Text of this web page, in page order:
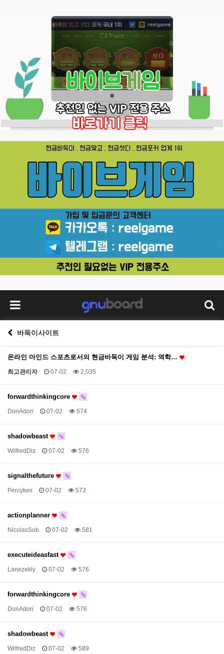
바둑이사이트
온라인 마인드 스포츠로서의 현금바둑이 게임 분석: 역학…
최고관리자 07-02 2,035
forwardthinkingcore
DonAdori 07-02 574
shadowbeast
WilfredDiz 07-02 576
signalthefuture
Percykes 07-02 573
actionplanner
NicolasSub 07-02 581
executeideasfast
Lanezekly 07-02 576
forwardthinkingcore
DonAdori 07-02 576
shadowbeast
WilfredDiz 07-02 589